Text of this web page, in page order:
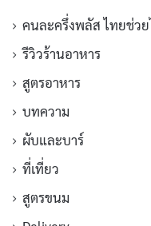
คนละครึ่งพลัสไทยช่ว
รีวิวร้านอาหาร
สูตรอาหาร
บทความ
ผับและบาร์
ที่เที่ยว
สูตรขนม